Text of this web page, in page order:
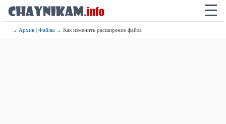
☰
→ Архив | Файлы → Как изменить расширение файла